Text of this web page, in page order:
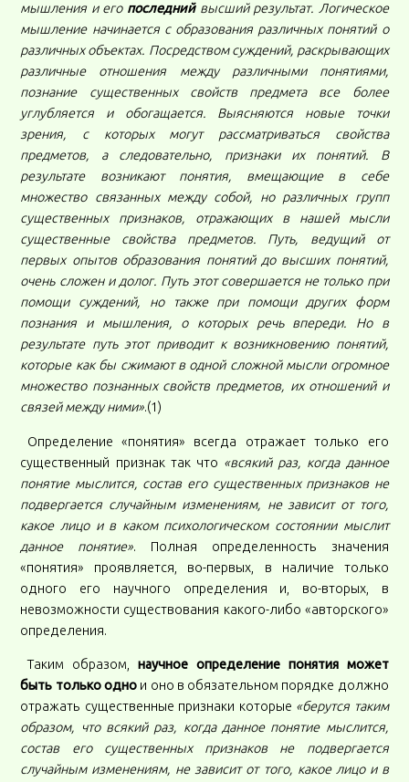
мышления и его последнийвысший результат. Логическое
мышление начинается с образования различных понятий о
различных объектах. Посредством суждений, раскрывающих
различные отношения между различными понятиями,
познание существенных свойств предмета все более
углубляется и обогащается. Выясняются новые точки
зрения, с которых могут рассматриваться свойства
предметов, а следовательно, признаки их понятий. В
результате возникают понятия, вмещающие в себе
множество связанных между собой, но различных групп
существенных признаков, отражающих в нашей мысли
существенные свойства предметов. Путь, ведущий от
первых опытов образования понятий до высших понятий,
очень сложен и долог. Путь этот совершается не только при
помощи суждений, но также при помощи других форм
познания и мышления, о которых речь впереди. Но в
результате путь этот приводит к возникновению понятий,
которые как бы сжимают в одной сложной мысли огромное
множество познанных свойств предметов, их отношений и
связей между ними».(1)
Определение «понятия» всегда отражает только его
существенный признак так что «всякий раз, когда данное
понятие мыслится, состав его существенных признаков не
подвергается случайным изменениям, не зависит от того,
какое лицо и в каком психологическом состоянии мыслит
данное понятие». Полная определенность значения
«понятия» проявляется, во-первых, в наличие только
одного его научного определения и, во-вторых, в
невозможности существования какого-либо «авторского»
определения.
Таким образом, научное определение понятия может
быть только однои оно в обязательном порядке должно
отражать существенные признаки которые «берутся таким
образом, что всякий раз, когда данное понятие мыслится,
состав его существенных признаков не подвергается
случайным изменениям, не зависит от того, какое лицо и в